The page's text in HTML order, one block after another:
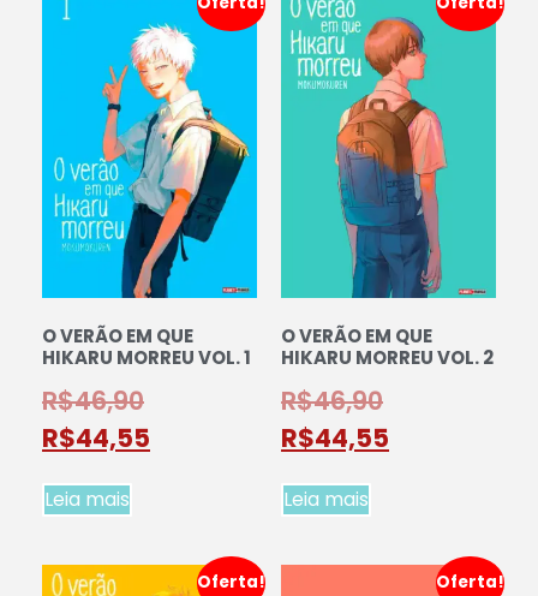
O VERÃO EM QUE
HIKARU MORREU VOL. 1
R$46,90
R$44,55
Leia mais
O VERÃO EM QUE
HIKARU MORREU VOL. 2
R$46,90
R$44,55
Leia mais
Oferta! Oferta!